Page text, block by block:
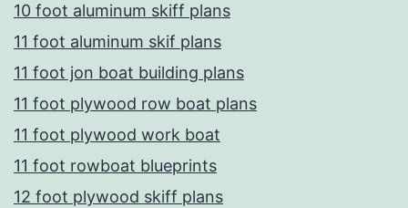
10 foot aluminum skiff plans
11 foot aluminum skif plans
11 foot jon boat building plans
11 foot plywood row boat plans
11 foot plywood work boat
11 foot rowboat blueprints
12 foot plywood skiff plans